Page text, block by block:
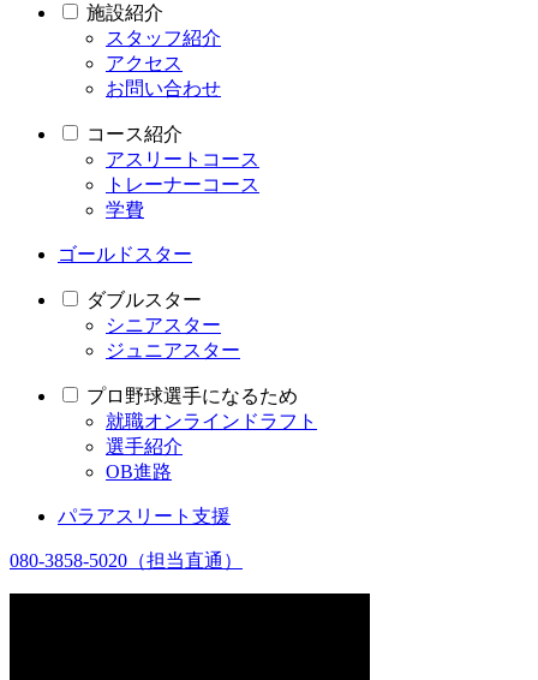
施設紹介
スタッフ紹介
アクセス
お問い合わせ
コース紹介
アスリートコース
トレーナーコース
学費
ゴールドスター
ダブルスター
シニアスター
ジュニアスター
プロ野球選手になるため
就職オンラインドラフト
選手紹介
OB進路
パラアスリート支援
080-3858-5020 （担当直通）